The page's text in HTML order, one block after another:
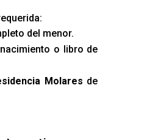
del menor.
o libro de
Molares de